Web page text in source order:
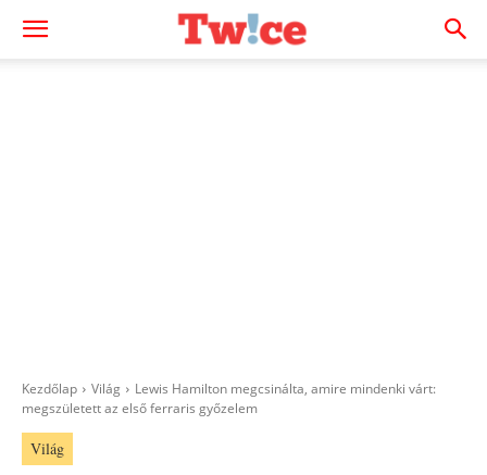
Kezdőlap Világ
Lewis Hamilton megcsinálta, amire mindenki várt:
megszületett az első ferraris győzelem
Világ